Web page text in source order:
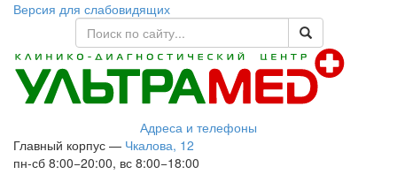
Версия для слабовидящих
Адреса и телефоны
Главный корпус — Чкалова, 12
пн-сб 8:00−20:00, вс 8:00−18:00